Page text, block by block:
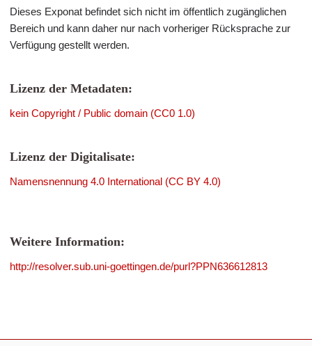
Dieses Exponat befindet sich nicht im öffentlich zugänglichen
Bereich und kann daher nur nach vorheriger Rücksprache zur
Verfügung gestellt werden.
Lizenz der Metadaten:
kein Copyright / Public domain (CC0 1.0)
Lizenz der Digitalisate:
Namensnennung 4.0 International (CC BY 4.0)
Weitere Information:
http://resolver.sub.uni-goettingen.de/purl?PPN636612813